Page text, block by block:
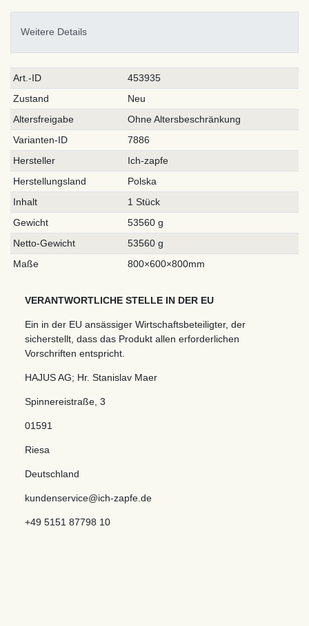
Weitere Details
Technisches
Merkmal
Wert
Art.-ID
453935
Zustand
Neu
Altersfreigabe
Ohne Altersbeschränkung
Varianten-ID
7886
Hersteller
Ich-zapfe
Herstellungsland
Polska
Inhalt
1 Stück
Gewicht
53560 g
Netto-Gewicht
53560 g
Maße
800×600×800mm
VERANTWORTLICHE STELLE IN DER EU
Ein in der EU ansässiger Wirtschaftsbeteiligter, der
sicherstellt, dass das Produkt allen erforderlichen
Vorschriften entspricht.
HAJUS AG; Hr. Stanislav Maer
Spinnereistraße 3
01591
Riesa
Deutschland
kundenservice@ich-zapfe.de
+49 5151 87798 10